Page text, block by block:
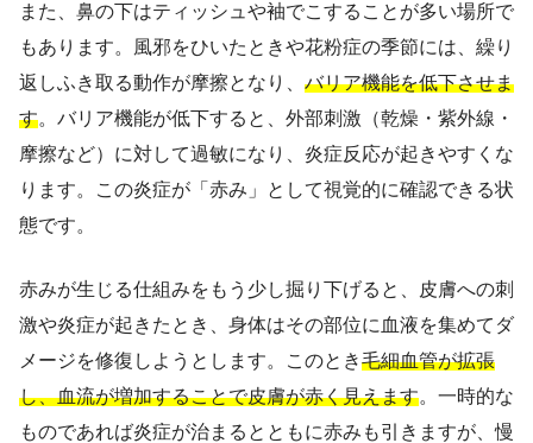
また、鼻の下はティッシュや袖でこすることが多い場所で
もあります。風邪をひいたときや花粉症の季節には、繰り
返しふき取る動作が摩擦となり、 バリア機能を低下させま
す。バリア機能が低下すると、外部刺激（乾燥・紫外線・
摩擦など）に対して過敏になり、炎症反応が起きやすくな
ります。この炎症が「赤み」として視覚的に確認できる状
態です。
赤みが生じる仕組みをもう少し掘り下げると、皮膚への刺
激や炎症が起きたとき、身体はその部位に血液を集めてダ
メージを修復しようとします。このとき毛細血管が拡張
し、血流が増加することで皮膚が赤く見えます。一時的な
ものであれば炎症が治まるとともに赤みも引きますが、慢